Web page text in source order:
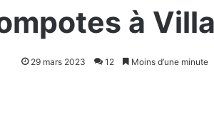
à
29 mars 2023 12 Moins d’une minute